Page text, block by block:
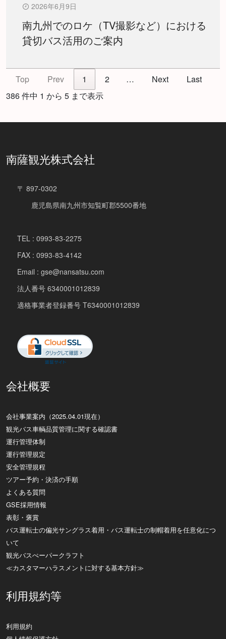
2026年6月9日
南九州でのロケ（TV撮影など）における
貸切バス活用のご案内
Top Prev 1 2 … Next
Last
386 件中 1 から 5 まで表示
南薩観光株式会社
〒 897-0302
鹿児島県南九州市知覧町郡5500番地
TEL : 0993-83-2275
FAX : 0993-83-4142
Email : gse@nansatsu.com
法人番号 6340001012839
適格事業者登録番号 T6340001012839
会社概要
会社事業案内（2025.04.01現在）
観光バス車輌品質管理に関する確認書
運行管理体制
運行管理規定
安全管理規程
ツアー予約・決済の手順
よくある質問
GSE採用情報
表彰・褒賞
バス運転士の偏光サングラス着用・バス運転士の制帽着用を任意化につ
いて
観光バスぺーパークラフト
≪カスタマーハラスメントに対する基本方針≫
利用規約等
利用規約